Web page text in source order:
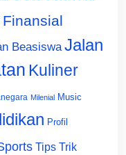
Finansial
Beasiswa Jalan
Kuliner
Milenial Music
Profil
Tips Trik